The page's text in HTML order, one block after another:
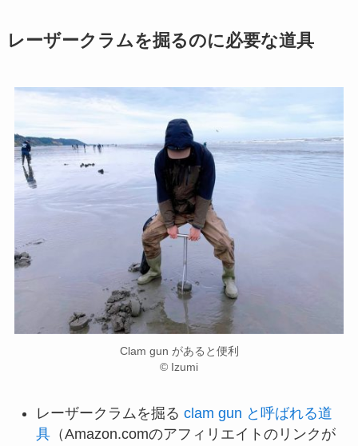
レーザークラムを掘るのに必要な道具
Clam gun があると便利
© Izumi
レーザークラムを掘る clam gun と呼ばれる道
具（Amazon.comのアフィリエイトのリンクが